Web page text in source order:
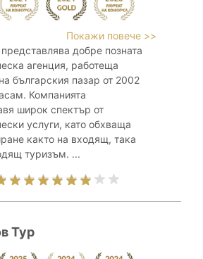
Покажи повече >>
добре позната
агенция, работеща
българския пазар от 2002
Компанията
широк спектър от
услуги, като обхваща
както на входящ, така
туризъм. ...
Тур